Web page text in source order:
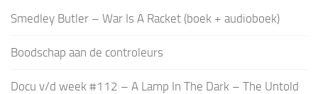
Smedley Butler – War Is A Racket (boek + audioboek)
Boodschap aan de controleurs
Docu v/d week #112 – A Lamp In The Dark – The Untold